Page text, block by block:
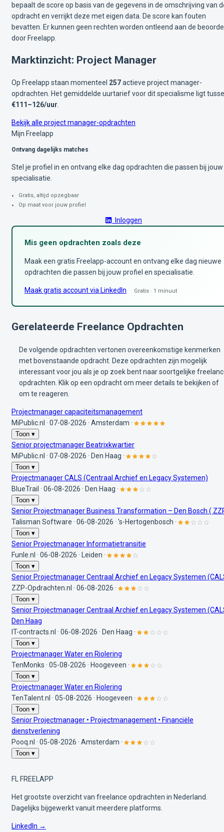
bepaalt de score op basis van de gegevens in de omschrijving van
opdracht en verrijkt deze met eigen data. De score kan fouten
bevatten. Er kunnen geen rechten worden ontleend aan de
door Freelapp.
Marktinzicht: Project Manager
Op Freelapp staan momenteel 257actieve project manager-
opdrachten. Het gemiddelde uurtarief voor dit specialisme ligt
€111–126/uur.
Bekijk alle project manager-opdrachten
Mijn Freelapp
Ontvang dagelijks matches
Stel je profiel in en ontvang elke dag opdrachten die passen bij jouw
specialisatie.
Gratis, altijd opzegbaar
Op maat voor jouw profiel
Inloggen
Mis geen opdrachten zoals deze
Maak een gratis Freelapp-account en ontvang elke dag nieuwe
opdrachten die passen bij jouw profiel en specialisatie.
Maak gratis account via LinkedIn Gratis · 1 minuut
Gerelateerde Freelance Opdrachten
De volgende opdrachten vertonen overeenkomstige kenmerken
met bovenstaande opdracht. Deze opdrachten zijn mogelijk
interessant voor jou als je op zoek bent naar soortgelijke
opdrachten. Klik op een opdracht om meer details te bekijken of
om te reageren.
Projectmanager capaciteitsmanagement
MiPublic.nl · 07-08-2026 · Amsterdam ·
Toon ▾
Senior projectmanager Beatrixkwartier
MiPublic.nl · 07-08-2026 · Den Haag ·
Toon ▾
Projectmanager CALS (Centraal Archief en Legacy Systemen)
BlueTrail · 06-08-2026 · Den Haag ·
Toon ▾
Senior Projectmanager Business Transformation – Den Bosch (
Talisman Software · 06-08-2026 · 's-Hertogenbosch ·
Toon ▾
Senior Projectmanager Informatietransitie
Funle.nl · 06-08-2026 · Leiden ·
Toon ▾
Senior Projectmanager Centraal Archief en Legacy Systemen
ZZP-Opdrachten.nl · 06-08-2026 ·
Toon ▾
Senior Projectmanager Centraal Archief en Legacy Systemen
Den Haag
IT-contracts.nl · 06-08-2026 · Den Haag ·
Toon ▾
Projectmanager Water en Riolering
TenMonks · 05-08-2026 · Hoogeveen ·
Toon ▾
Projectmanager Water en Riolering
TenTalent.nl · 05-08-2026 · Hoogeveen ·
Toon ▾
Senior Projectmanager • Projectmanagement • Financiële
dienstverlening
Pooq.nl · 05-08-2026 · Amsterdam ·
Toon ▾
FL FREELAPP
Het grootste overzicht van freelance opdrachten in Nederland.
Dagelijks bijgewerkt vanuit meerdere platforms.
LinkedIn →